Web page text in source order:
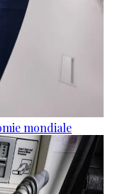
mondiale